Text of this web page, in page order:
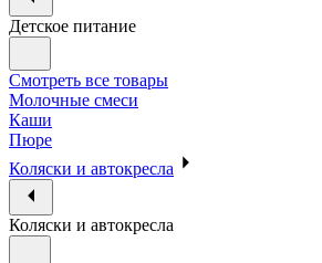
Детское питание
Смотреть все товары
Молочные смеси
Каши
Пюре
Коляски и автокресла
Коляски и автокресла